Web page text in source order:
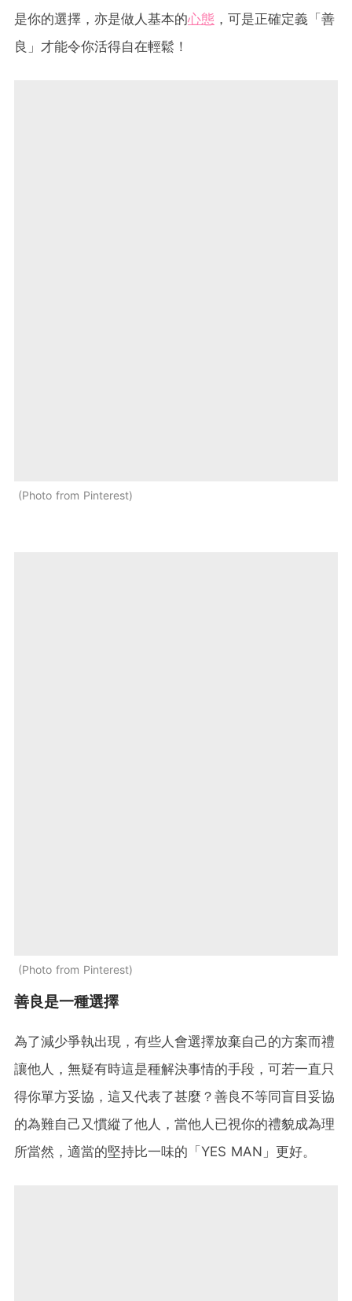
是你的選擇，亦是做人基本的心態 ，可是正確定義「善
良」才能令你活得自在輕鬆！
Photo from Pinterest
Photo from Pinterest
善良是一種選擇
為了減少爭執出現，有些人會選擇放棄自己的方案而禮
讓他人，無疑有時這是種解決事情的手段，可若一直只
得你單方妥協，這又代表了甚麼？善良不等同盲目妥協
的為難自己又慣縱了他人，當他人已視你的禮貌成為理
所當然，適當的堅持比一味的「YES MAN」更好。